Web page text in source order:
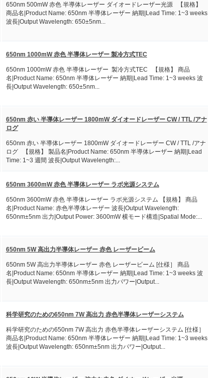
650nm 500mW 赤色 半導体レーザー ダイオードレーザー光源 【規格】
商品名|Product Name: 650nm 半導体レーザー 納期|Lead Time: 1~3 weeks
波長|Output Wavelength: 650±5nm...
650nm 1000mW 赤色 半導体レーザー 製冷方式TEC
650nm 1000mW 赤色 半導体レーザー 製冷方式TEC 【規格】 商品
名|Product Name: 650nm 半導体レーザー 納期|Lead Time: 1~3 weeks 波
長|Output Wavelength: 650±5nm...
650nm 赤い 半導体レーザー 1800mW ダイオードレーザー CW / TTL /アナ
ログ
650nm 赤い 半導体レーザー 1800mW ダイオードレーザー CW / TTL /アナ
ログ 【規格】 製品名|Product Name: 650nm 半導体レーザー 納期|Lead
Time: 1~3 週間 波長|Output Wavelength:...
650nm 3600mW 赤色 半導体レーザー ラボ光源システム
650nm 3600mW 赤色 半導体レーザー ラボ光源システム 【規格】 商品
名|Product Name: 赤色半導体レーザー 波長|Output Wavelength:
650nm±5nm 出力|Output Power: 3600mW 横モード構造|Spatial Mode:...
650nm 5W 高出力半導体レーザー 赤色 レーザービーム
650nm 5W 高出力半導体レーザー 赤色 レーザービーム [仕様］ 商品
名|Product Name: 650nm 半導体レーザー 納期|Lead Time: 1~3 weeks 波
長|Output Wavelength: 650nm±5nm 出力パワー|Output...
科学研究のための650nm 7W 高出力 赤色半導体レーザーシステム
科学研究のための650nm 7W 高出力 赤色半導体レーザーシステム [仕様］
商品名|Product Name: 650nm 半導体レーザー 納期|Lead Time: 1~3 weeks
波長|Output Wavelength: 650nm±5nm 出力パワー|Output...